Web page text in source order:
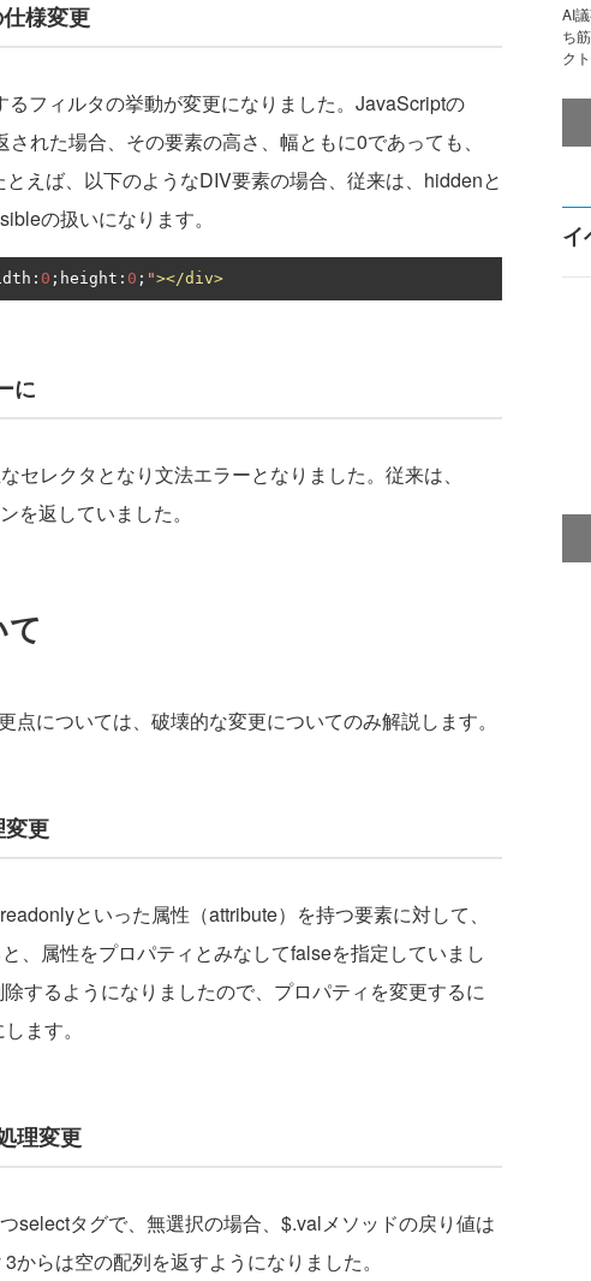
様変更
フィルタの挙動が変更になりました。JavaScriptの
れた場合、その要素の高さ、幅ともに0であっても、
えば、以下のようなDIV要素の場合、従来は、hiddenと
の扱いになります。
: 0 ; height : 0 ; "></div>
に
セレクタとなり文法エラーとなりました。従来は、
を返していました。
については、破壊的な変更についてのみ解説します。
更
といった属性（attribute）を持つ要素に対して、
、属性をプロパティとみなしてfalseを指定していまし
するようになりましたので、プロパティを変更するに
ます。
理変更
selectタグで、無選択の場合、$.valメソッドの戻り値は
らは空の配列を返すようになりました。
AI
ち
ク
イ